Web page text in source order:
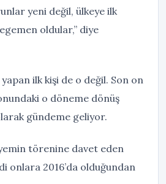
yeni değil, ülkeye ilk
oldular,” diye
ilk kişi de o değil. Son on
o döneme dönüş
gündeme geliyor.
törenine davet eden
onlara 2016’da olduğundan